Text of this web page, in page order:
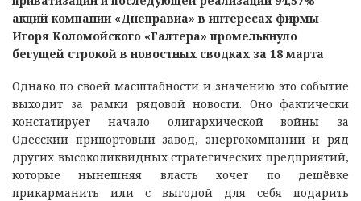
акций компании «Днеправиа» в интересах фирмы
Игоря Коломойского «Галтера» промелькнуло
бегущей строкой в новостных сводках за 18 марта
Однако по своей масштабности и значению это событие
выходит за рамки рядовой новости. Оно фактически
констатирует начало олигархической войны за
Одесский припортовый завод, энергокомпании и ряд
других высоколиквидных стратегических предприятий,
которые нынешняя власть хочет по дешёвке
прикарманить или с выгодой для себя подарить